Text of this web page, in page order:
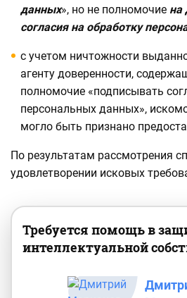
данных», но не полномочие на
согласия на обработку
с учетом ничтожности
агенту доверенности,
полномочие «подписывать
персональных данных»,
могло быть признано
По результатам рассмотрения
удовлетворении исковых
Требуется помощь в
интеллектуальной